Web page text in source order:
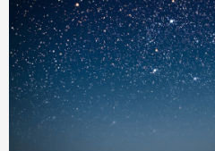
至
Fac
eBo
ok
至
Line